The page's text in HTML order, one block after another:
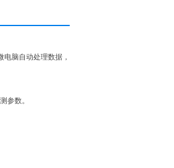
脑自动处理数据，
参数。